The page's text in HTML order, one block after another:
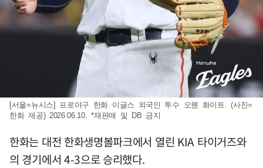
[서울=뉴시스] 프로야구 한화 이글스 외국인 투수 오웬 화이트. (사진=
한화 제공) 2026.06.10. *재판매 및 DB 금지
한화는 대전 한화생명볼파크에서 열린 KIA 타이거즈와
의 경기에서 4-3으로 승리했다.